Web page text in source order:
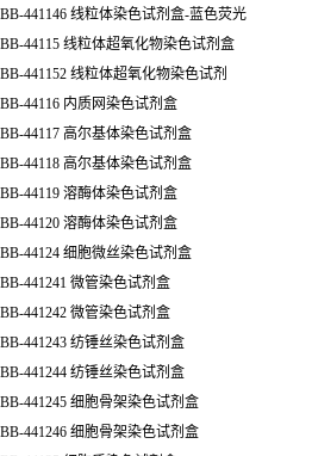
BB-441146 线粒体染色试剂盒-蓝色荧光
BB-44115 线粒体超氧化物染色试剂盒
BB-441152 线粒体超氧化物染色试剂
BB-44116 内质网染色试剂盒
BB-44117 高尔基体染色试剂盒
BB-44118 高尔基体染色试剂盒
BB-44119 溶酶体染色试剂盒
BB-44120 溶酶体染色试剂盒
BB-44124 细胞微丝染色试剂盒
BB-441241 微管染色试剂盒
BB-441242 微管染色试剂盒
BB-441243 纺锤丝染色试剂盒
BB-441244 纺锤丝染色试剂盒
BB-441245 细胞骨架染色试剂盒
BB-441246 细胞骨架染色试剂盒